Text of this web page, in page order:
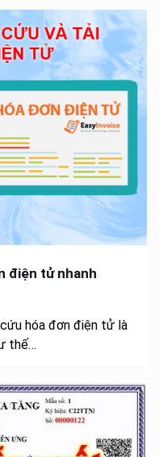
điện tử nhanh
hóa đơn điện tử là
thế…